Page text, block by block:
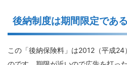
後納制度は期間限定である
この「後納保険料」は2012（平成24